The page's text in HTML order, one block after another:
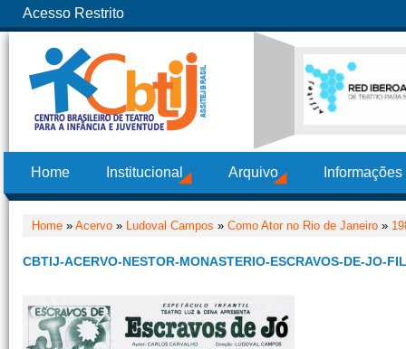
Acesso Restrito
Home Institucional Arquivo
Home » Acervo » Ludoval Campos » Como Ator no Rio de Janeiro »
CBTIJ-ACERVO-NESTOR-MONASTERIO-ESCRAVOS-DE-JO-